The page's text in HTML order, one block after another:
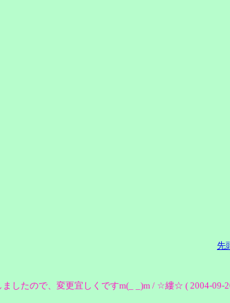
先
したので、変更宜しくですm(_ _)m / ☆縷☆ ( 2004-09-